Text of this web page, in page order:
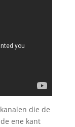
die de
ene kant